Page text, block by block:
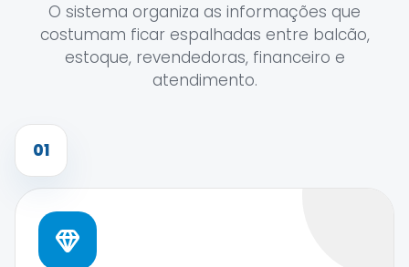
O sistema organiza as informações que
costumam ficar espalhadas entre balcão,
estoque, revendedoras, financeiro e
atendimento.
01